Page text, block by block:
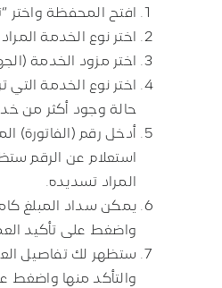
افتح المحفظة واختر
اختر نوع الخدمة
اختر مزود الخدمة
اختر نوع الخدمة التي
حالة وجود أكثر من
أدخل رقم (الفاتورة)
استعلام عن الرقم
المراد تسديده.
يمكن سداد المبلغ
واضغط على تأكيد
ستظهر لك تفاصيل
والتأكد منها واضغط